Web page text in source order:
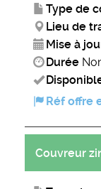
Type de
Lieu de
Mise à
Durée
Réf offre
Couvreur